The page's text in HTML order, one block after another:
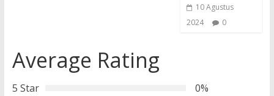
10 Agustus
2024
0
Average Rating
5 Star
0%